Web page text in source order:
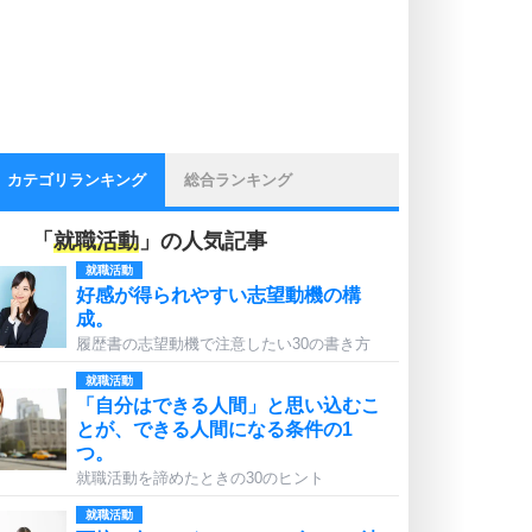
カテゴリランキング 総合ランキング
「 就職活動 」の人気記事
就職活動
好感が得られやすい志望動機の構
成。
履歴書の志望動機で注意したい30の書き方
就職活動
「自分はできる人間」と思い込むこ
とが、できる人間になる条件の1
つ。
就職活動を諦めたときの30のヒント
就職活動